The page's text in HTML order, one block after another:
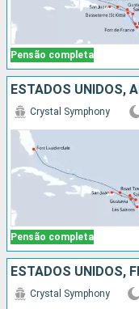
Pensão completa
Pensão completa
Crystal Symphony
Crystal Symphony